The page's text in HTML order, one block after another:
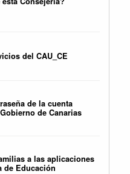
del CAU_CE
de la cuenta
de Canarias
a las aplicaciones
de Educación